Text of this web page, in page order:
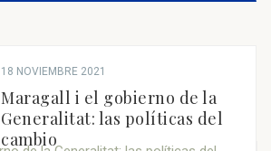
18 NOVIEMBRE 2021
Maragall i el gobierno de la
Generalitat: las políticas del
cambio